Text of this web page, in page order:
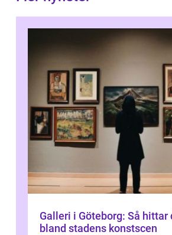
Galleri i Göteborg: Så hittar
bland stadens konstscen